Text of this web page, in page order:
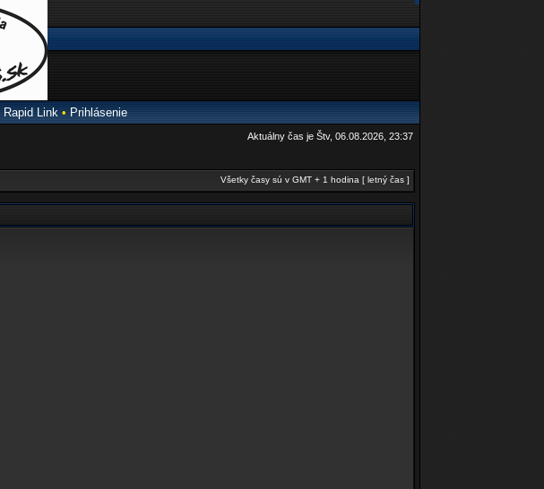
Rapid Link • Prihlásenie
Aktuálny čas je Štv, 06.08.2026, 23:37
Všetky časy sú v GMT + 1 hodina [ letný čas ]